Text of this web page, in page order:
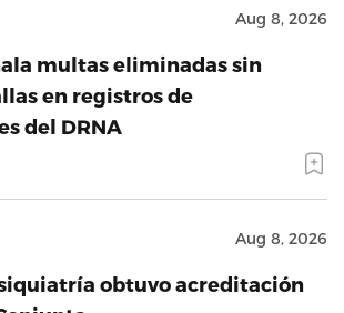
Aug 8, 2026
multas eliminadas sin
en registros de
del DRNA
Aug 8, 2026
obtuvo acreditación